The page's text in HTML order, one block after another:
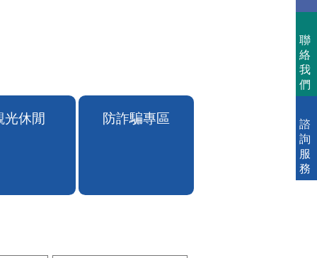
聯
絡
我
們
諮
詢
服
務